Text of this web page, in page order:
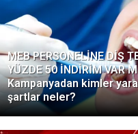
MEB PERSONELİNE DİŞ
YÜZDE 50 İNDİRİM VAR
Kampanyadan kimler
şartlar neler?